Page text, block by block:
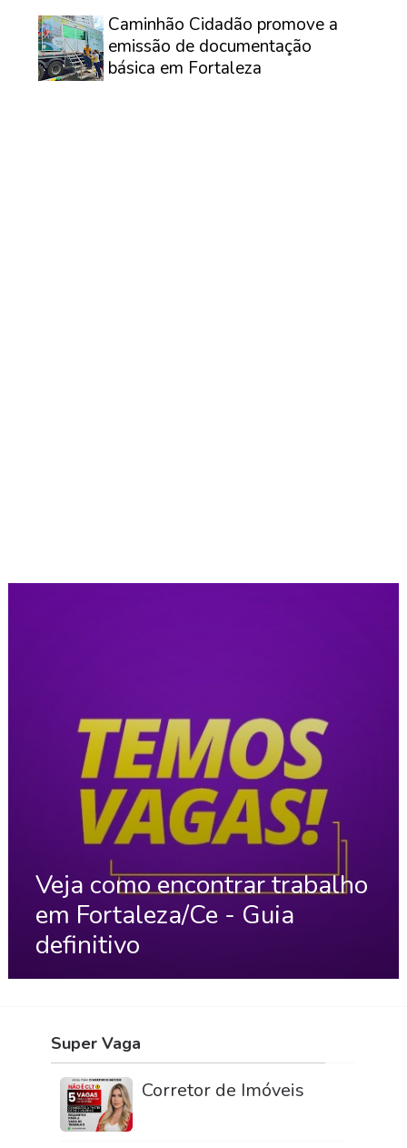
Caminhão Cidadão promove a
emissão de documentação
básica em Fortaleza
Veja como encontrar trabalho
em Fortaleza/Ce - Guia
definitivo
Super Vaga
Corretor de Imóveis